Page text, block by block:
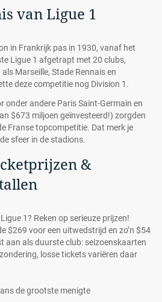
van Ligue 1
in Frankrijk pas in 1930, vanaf het
Ligue 1 afgetrapt met 20 clubs,
Marseille, Stade Rennais en
deze competitie nog Division 1.
onder andere Paris Saint-Germain en
$673 miljoen geïnvesteerd!) zorgden
Franse topcompetitie. Dat merk je
sfeer in de stadions.
&
1? Reken op serieuze prijzen!
$269 voor een uitwedstrijd en zo’n $54
aan als duurste club: seizoenskaarten
losse tickets variëren daar
de grootste menigte